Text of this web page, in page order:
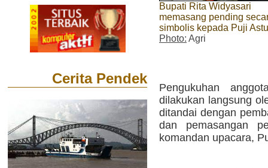
Cerita Pendek
Bupati Rita Widyasari
memasang pending
simbolis kepada Puji
Photo: Agri
Pengukuhan
dilakukan langsung
ditandai dengan
dan pemasangan
komandan upacara,